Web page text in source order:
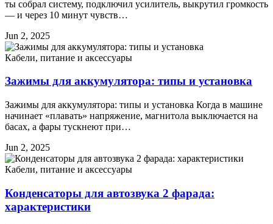
ты собрал систему, подключил усилитель, выкрутил громкость
— и через 10 минут чувств…
Jun 2, 2025
Кабели, питание и аксессуары
Зажимы для аккумулятора: типы и установка
Зажимы для аккумулятора: типы и установка Когда в машине
начинает «плавать» напряжение, магнитола выключается на
басах, а фары тускнеют при…
Jun 2, 2025
Кабели, питание и аксессуары
Конденсаторы для автозвука 2 фарада:
характеристики